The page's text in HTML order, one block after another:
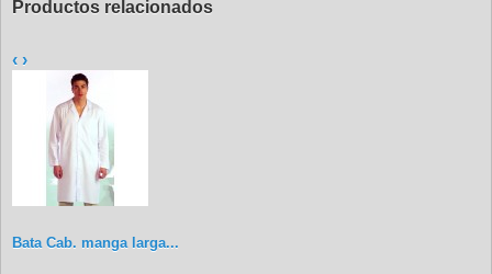
Productos relacionados
‹ ›
Bata Cab. manga larga...